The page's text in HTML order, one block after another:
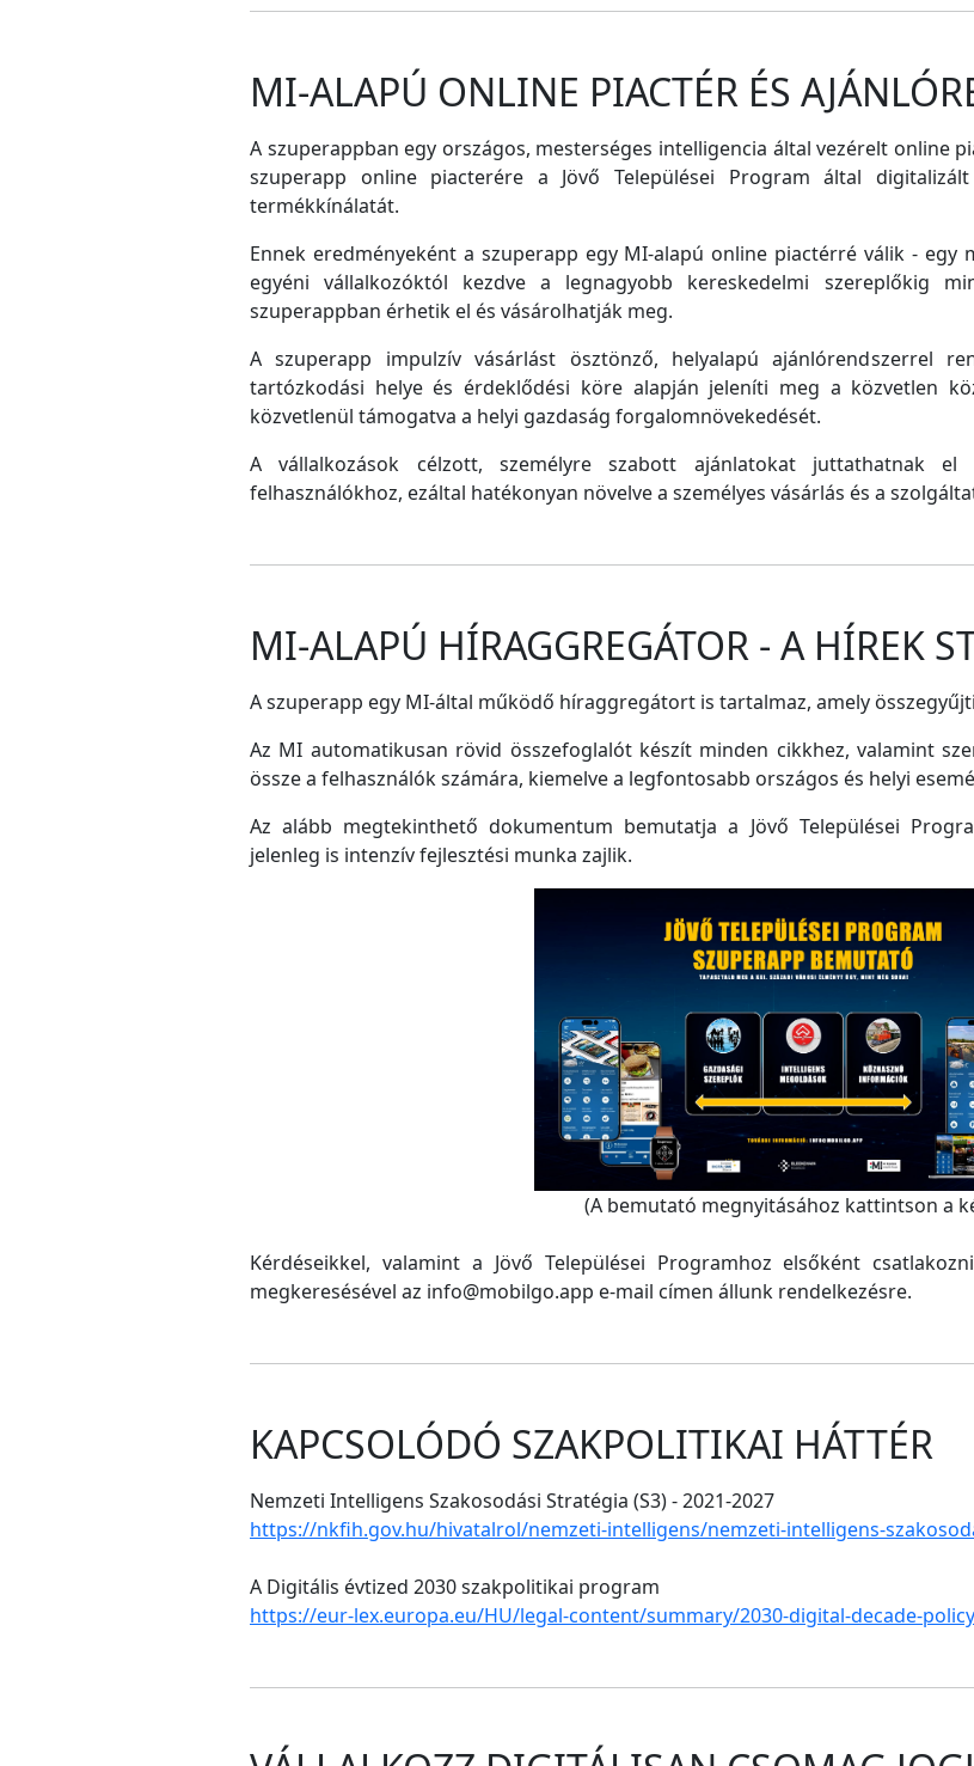
MI-ALAPÚ ONLINE PIACTÉR ÉS
A szuperappban egy országos, mesterséges intelligencia által vezérelt online
szuperapp online piacterére a Jövő Települései Program által
termékkínálatát.
Ennek eredményeként a szuperapp egy MI-alapú online piactérré válik - egy
egyéni vállalkozóktól kezdve a legnagyobb kereskedelmi szereplőkig
szuperappban érhetik el és vásárolhatják meg.
A szuperapp impulzív vásárlást ösztönző, helyalapú ajánlórendszerrel
tartózkodási helye és érdeklődési köre alapján jeleníti meg a közvetlen
közvetlenül támogatva a helyi gazdaság forgalomnövekedését.
A vállalkozások célzott, személyre szabott ajánlatokat juttathatnak
felhasználókhoz, ezáltal hatékonyan növelve a személyes vásárlás és a
MI-ALAPÚ HÍRAGGREGÁTOR - A HÍREK
A szuperapp egy MI-által működő híraggregátort is tartalmaz, amely
Az MI automatikusan rövid összefoglalót készít minden cikkhez, valamint
össze a felhasználók számára, kiemelve a legfontosabb országos és helyi
Az alább megtekinthető dokumentum bemutatja a Jövő Települései
jelenleg is intenzív fejlesztési munka zajlik.
(A bemutató megnyitásához kattintson a
Kérdéseikkel, valamint a Jövő Települései Programhoz elsőként
megkeresésével az info@mobilgo.app e-mail címen állunk rendelkezésre.
KAPCSOLÓDÓ SZAKPOLITIKAI HÁTTÉR
Nemzeti Intelligens Szakosodási Stratégia (S3) - 2021-2027
https://nkfih.gov.hu/hivatalrol/nemzeti-intelligens/nemzeti-intelligens-
A Digitális évtized 2030 szakpolitikai program
https://eur-lex.europa.eu/HU/legal-content/summary/2030-digital-decade-